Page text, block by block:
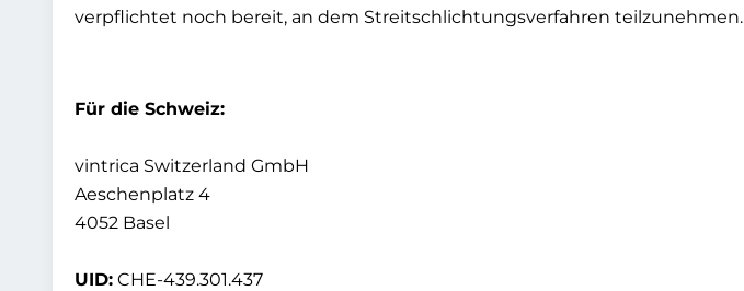
verpflichtet noch bereit, an dem Streitschlichtungsverfahren teilzunehmen.
Für die Schweiz:
vintrica Switzerland GmbH
Aeschenplatz 4
4052 Basel
UID: CHE-439.301.437